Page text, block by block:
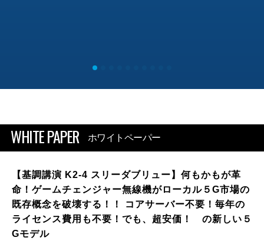
WHITE PAPER ホワイトペーパー
【基調講演 K2-4 スリーダブリュー】何もかもが革
命！ゲームチェンジャー無線機がローカル５G市場の
既存概念を破壊する！！ コアサーバー不要！毎年の
ライセンス費用も不要！でも、超安価！ の新しい５
Gモデル